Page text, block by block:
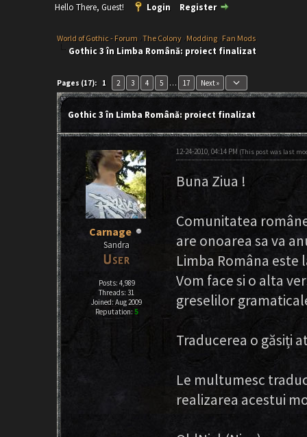
Hello There, Guest! Login Register
World of Gothic - Forum The Colony Modding› Fan Mods
Gothic 3 în Limba Română: proiect finalizat
Pages (17): 1 2 3 4 5 … 17 Next » keyboard_arrow_down
Gothic 3 în Limba Română: proiect finalizat
Carnage
Sandra
Posts: 4,989
Threads: 31
Joined: Aug 2009
Reputation: 5
12-24-2010, 04:14 PM (This post was last
Buna Ziua !
Comunitatea
are onoarea sa va
Limba Româna este
Vom face si o alta
greselilor
Traducerea o găsiți
Le multumesc
realizarea